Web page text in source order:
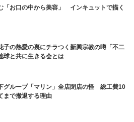
「お口の中から美容」 インキュットで描く
子の熱愛の裏にチラつく新興宗教の噂「不二
球と共に生きる会とは
グループ「マリン」全店閉店の怪 総工費10
まで撤退する理由